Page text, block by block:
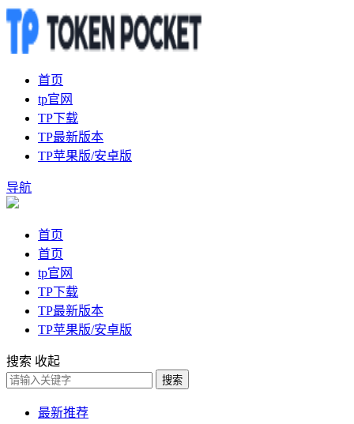
首页
tp官网
TP下载
TP最新版本
TP苹果版/安卓版
导航
首页
首页
tp官网
TP下载
TP最新版本
TP苹果版/安卓版
搜索 收起
搜索
最新推荐